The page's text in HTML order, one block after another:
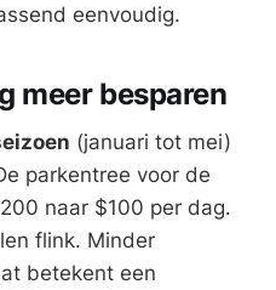
eenvoudig.
meer besparen
(januari tot mei)
parkentree voor de
naar $100 per dag.
flink. Minder
betekent een